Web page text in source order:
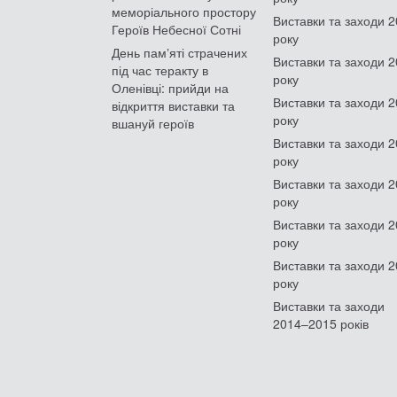
меморіального простору
Героїв Небесної Сотні
День памʼяті страчених
під час теракту в
Оленівці: прийди на
відкриття виставки та
вшануй героїв
Виставки та заходи
року
Виставки та заходи
року
Виставки та заходи
року
Виставки та заходи
року
Виставки та заходи
року
Виставки та заходи
року
Виставки та заходи
року
Виставки та заходи
2014–2015 років